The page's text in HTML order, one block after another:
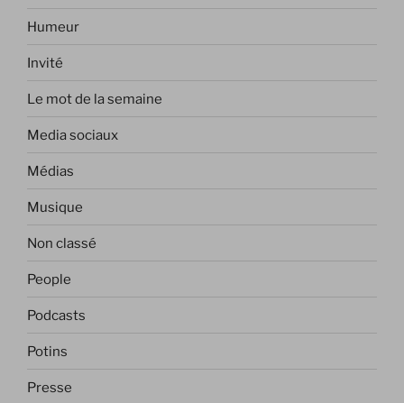
Humeur
Invité
Le mot de la semaine
Media sociaux
Médias
Musique
Non classé
People
Podcasts
Potins
Presse